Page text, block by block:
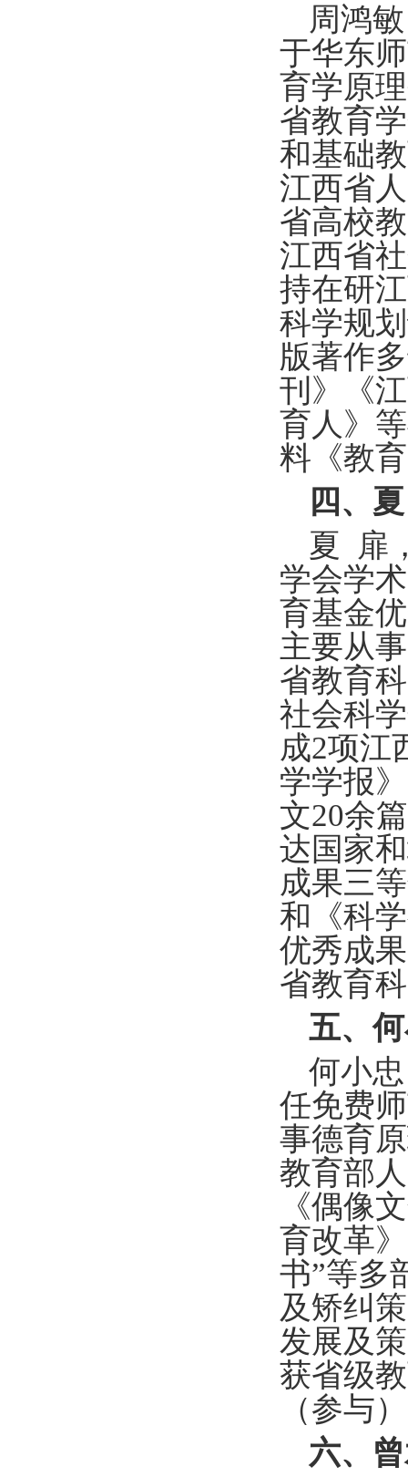
周鸿
于华东
育学原
省教育
和基础
江西省
省高校
江西省
持在研
科学规
版著作
刊》《
育人》
料《教
四、夏
夏 扉
学会学
育基金
主要从
省教育
社会科
成2项江
学学报
文20余
达国家
成果三
和《科
优秀成
省教育
五、
何小
任免费
事德育
教育部
《偶像
育改革
书”等多
及矫纠
发展及
获省级
（参与
六、